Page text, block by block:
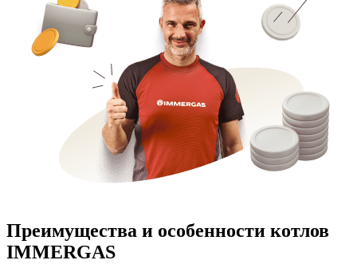
Преимущества и особенности котлов
IMMERGAS